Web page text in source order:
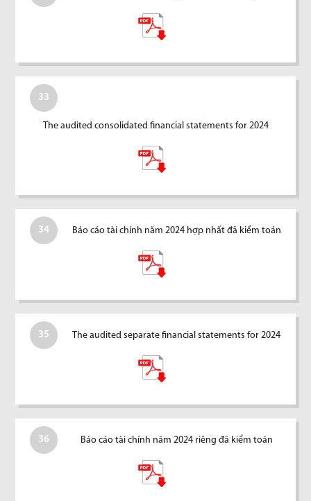
33
The audited consolidated financial statements for 2024
34 Báo cáo tài chính năm 2024 hợp nhất đã kiểm toán
35 The audited separate financial statements for 2024
36 Báo cáo tài chính năm 2024 riêng đã kiểm toán